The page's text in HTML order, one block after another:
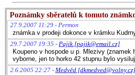
Poznámky sběratelů k tomuto
27.9.2007 11:29 - Permon
známka v prodeji dokonce v krámku
29.7.2007 19:35 - Pajik [pajik@email.cz]
Koupeno v hospode u p. Mlezivy
vyborne, jen to horko 42 stupnu bylo
2.6.2005 22:27 - Medvěd [dkmedved@volny.cz]